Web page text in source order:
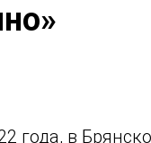
года, в